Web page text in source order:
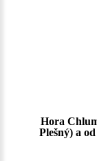
Hora
Plešný) a